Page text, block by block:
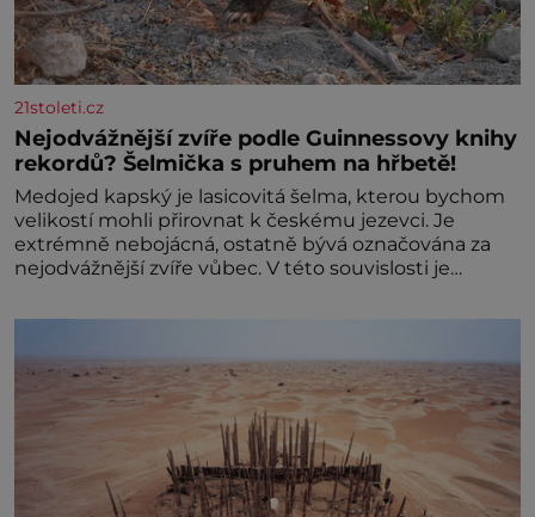
21stoleti.cz
Nejodvážnější zvíře podle Guinnessovy knihy
rekordů? Šelmička s pruhem na hřbetě!
Medojed kapský je lasicovitá šelma, kterou bychom
velikostí mohli přirovnat k českému jezevci. Je
extrémně nebojácná, ostatně bývá označována za
nejodvážnější zvíře vůbec. V této souvislosti je